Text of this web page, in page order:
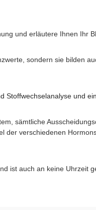
und erläutere Ihnen Ihr
sondern sie bilden
und
sämtliche
der verschiedenen
ist auch an keine Uhrzeit